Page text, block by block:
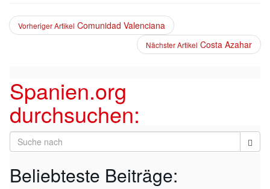
Vorheriger Artikel Comunidad Valenciana
Nächster Artikel Costa Azahar
Spanien.org
durchsuchen:
Beliebteste Beiträge: